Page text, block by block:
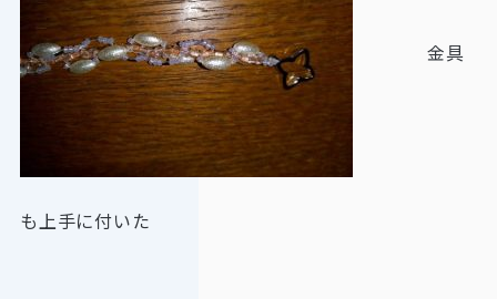
金具
も上手に付いた